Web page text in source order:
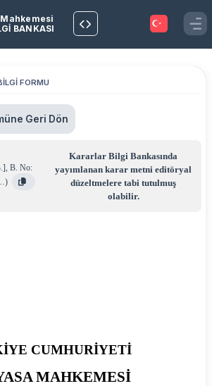
BANKASI
FORMU
Geri Dön
, B. No:
)
Kararlar Bilgi Bankasında
yayımlanan karar metni editöryal
düzeltmelere tabi tutulmuş
olabilir.